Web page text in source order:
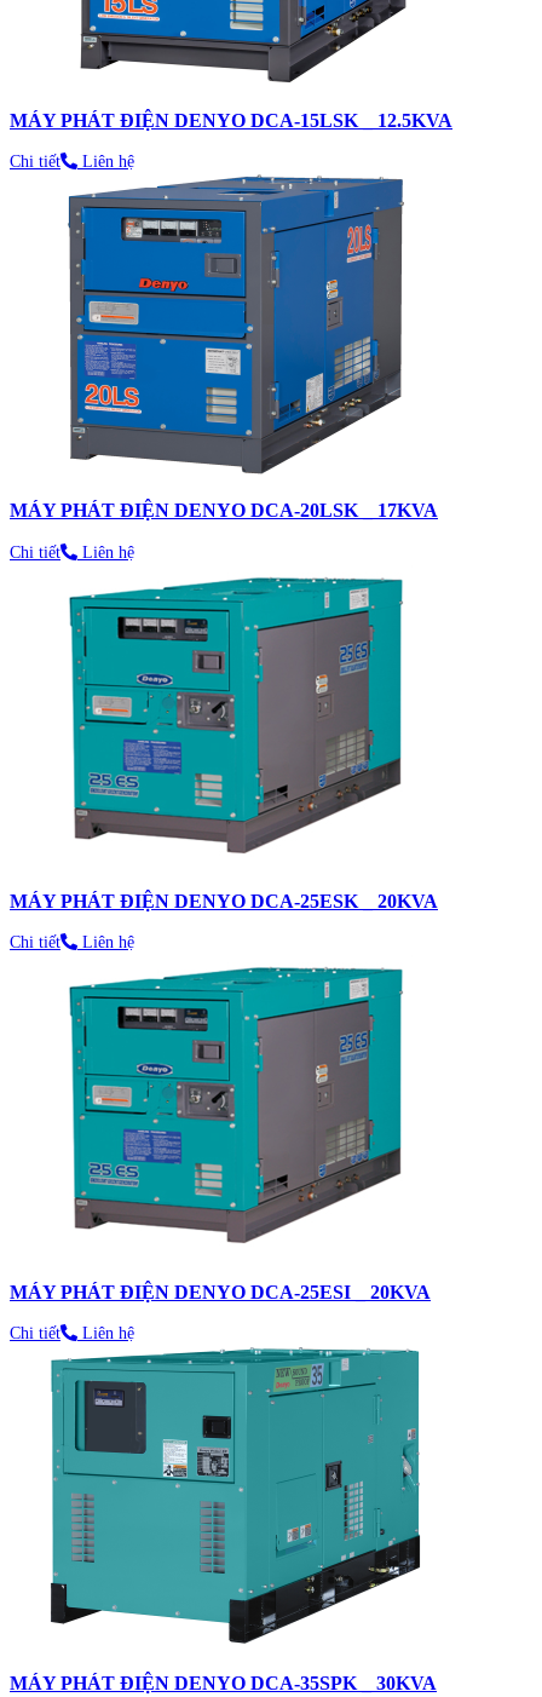
MÁY PHÁT ĐIỆN DENYO DCA-15LSK _ 12.5KVA
Chi tiết Liên hệ
MÁY PHÁT ĐIỆN DENYO DCA-20LSK _ 17KVA
Chi tiết Liên hệ
MÁY PHÁT ĐIỆN DENYO DCA-25ESK _ 20KVA
Chi tiết Liên hệ
MÁY PHÁT ĐIỆN DENYO DCA-25ESI _ 20KVA
Chi tiết Liên hệ
MÁY PHÁT ĐIỆN DENYO DCA-35SPK _ 30KVA